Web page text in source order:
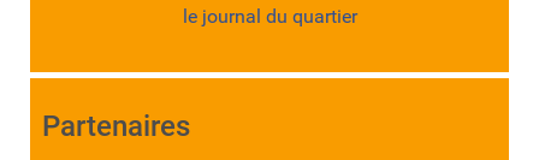
le journal du quartier
Partenaires